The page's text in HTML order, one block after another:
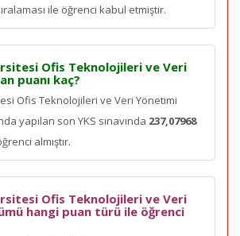
ile öğrenci kabul etmiştir.
Ofis Teknolojileri ve Veri
puanı kaç?
Ofis Teknolojileri ve Veri Yönetimi
yapılan son YKS sınavında 237,07968
almıştır.
Ofis Teknolojileri ve Veri
hangi puan türü ile öğrenci